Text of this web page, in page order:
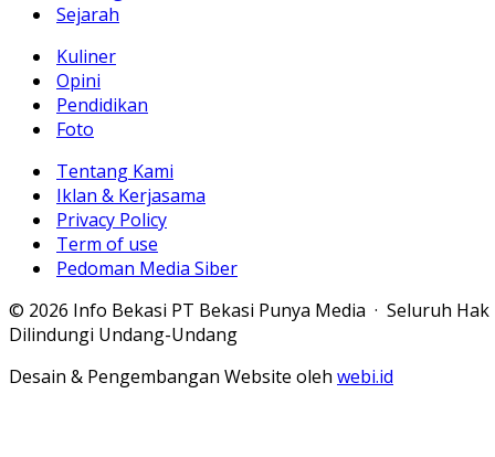
Sejarah
Kuliner
Opini
Pendidikan
Foto
Tentang Kami
Iklan & Kerjasama
Privacy Policy
Term of use
Pedoman Media Siber
© 2026 Info Bekasi PT Bekasi Punya Media · Seluruh Hak
Dilindungi Undang-Undang
Desain & Pengembangan Website oleh webi.id